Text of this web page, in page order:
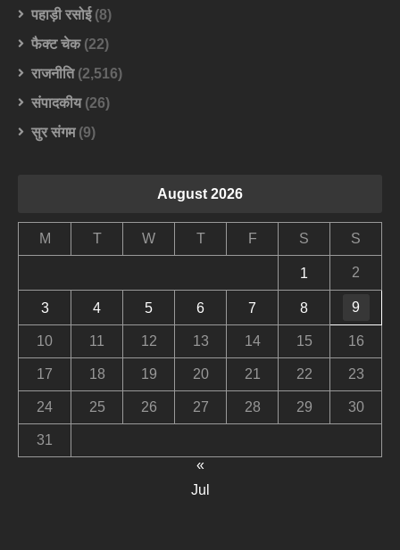
पहाड़ी रसोई(8)
फैक्ट चेक(22)
राजनीति(2,516)
संपादकीय(26)
सुर संगम(9)
August 2026
M T W T F S S
1 2
3 4 5 6 7 8 9
10 11 12 13 14 15 16
17 18 19 20 21 22 23
24 25 26 27 28 29 30
31
«
Jul